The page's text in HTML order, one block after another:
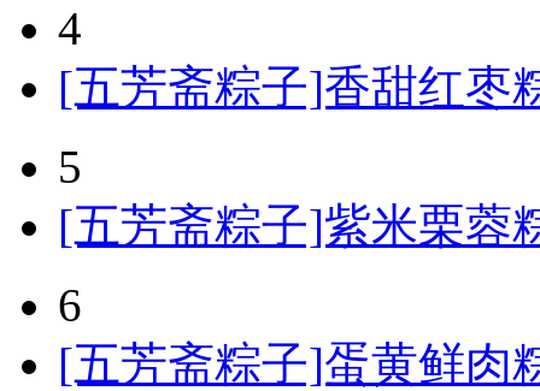
4
[五芳斋粽子]香甜红枣
5
[五芳斋粽子]紫米栗蓉
6
[五芳斋粽子]蛋黄鲜肉